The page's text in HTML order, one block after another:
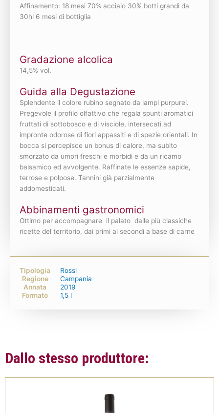
Affinamento: 18 mesi 70% acciaio 30% botti grandi da
30hl 6 mesi di bottiglia
Gradazione alcolica
14,5% vol.
Guida alla Degustazione
Splendente il colore rubino segnato da lampi purpurei.
Pregevole il profilo olfattivo che regala spunti aromatici
fruttati di sottobosco e di visciole, intersecati ad
impronte odorose di fiori appassiti e di spezie orientali. In
bocca si percepisce un bonus di calore, ma subito
smorzato da umori freschi e morbidi e da un ricamo
balsamico ed avvolgente. Raffinate le essenze sapide,
terrose e polpose. Tannini già parzialmente
addomesticati.
Abbinamenti gastronomici
Ottimo per accompagnare il palato dalle più classiche
ricette del territorio, dai primi ai secondi a base di carne
Tipologia
Rossi
Regione
Campania
Annata
2019
Formato
1,5 l
Dallo stesso produttore: